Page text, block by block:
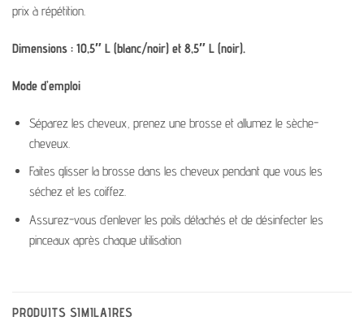
prix à répétition.
Dimensions : 10,5″ L (blanc/noir) et 8,5″ L (noir).
Mode d’emploi
Séparez les cheveux, prenez une brosse et allumez le sèche-
cheveux.
Faites glisser la brosse dans les cheveux pendant que vous les
séchez et les coiffez.
Assurez-vous d’enlever les poils détachés et de désinfecter les
pinceaux après chaque utilisation
PRODUITS SIMILAIRES